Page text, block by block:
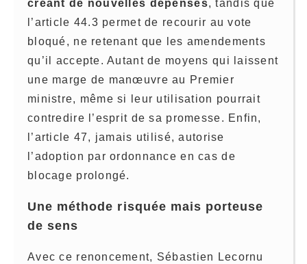
créant de nouvelles dépenses, tandis que
l’article 44.3 permet de recourir au vote
bloqué, ne retenant que les amendements
qu’il accepte. Autant de moyens qui laissent
une marge de manœuvre au Premier
ministre, même si leur utilisation pourrait
contredire l’esprit de sa promesse. Enfin,
l’article 47, jamais utilisé, autorise
l’adoption par ordonnance en cas de
blocage prolongé.
Une méthode risquée mais porteuse
de sens
Avec ce renoncement, Sébastien Lecornu